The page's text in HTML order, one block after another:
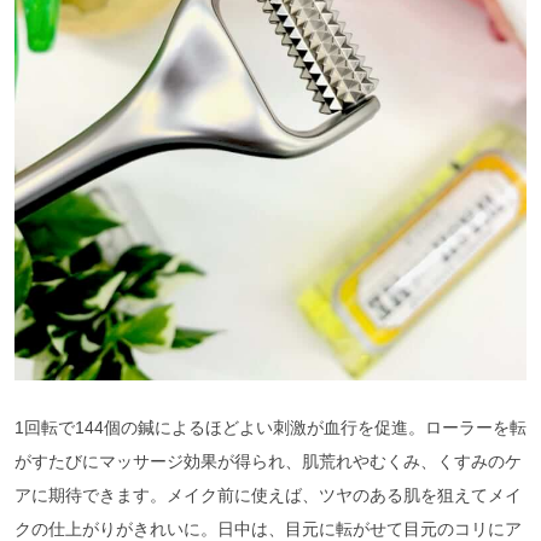
1回転で144個の鍼によるほどよい刺激が血行を促進。ローラーを転
がすたびにマッサージ効果が得られ、肌荒れやむくみ、くすみのケ
アに期待できます。メイク前に使えば、ツヤのある肌を狙えてメイ
クの仕上がりがきれいに。日中は、目元に転がせて目元のコリにア